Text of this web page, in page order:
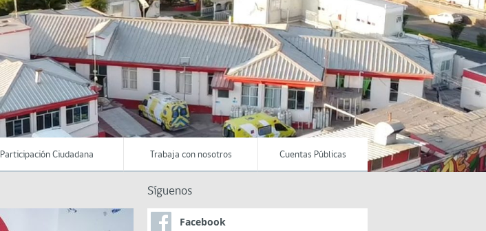
Participación Ciudadana Trabaja con nosotros Cuentas Públicas
Síguenos
Facebook